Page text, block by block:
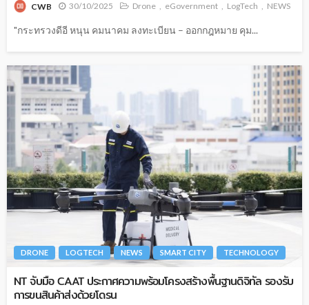
CWB 30/10/2025 Drone eGovernment LogTech NEWS
"กระทรวงดีอี หนุน คมนาคม ลงทะเบียน – ออกกฎหมาย คุม...
DRONE LOGTECH NEWS SMART CITY TECHNOLOGY
NT จับมือ CAAT ประกาศความพร้อมโครงสร้างพื้นฐานดิจิทัล รองรับ
การขนสินค้าส่งด้วยโดรน